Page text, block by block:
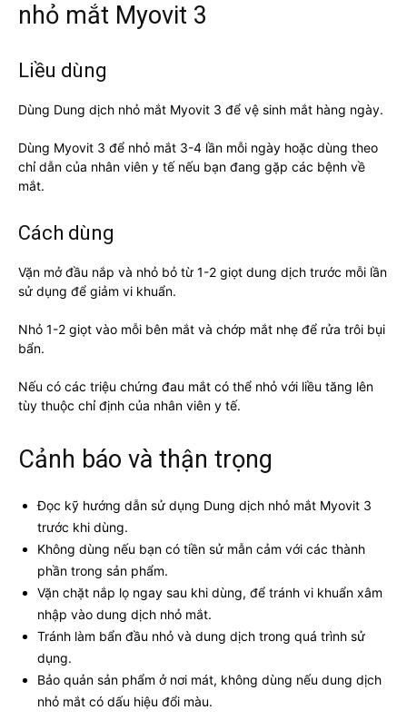
nhỏ mắt Myovit 3
Liều dùng
Dùng Dung dịch nhỏ mắt Myovit 3 để vệ sinh mắt hàng ngày.
Dùng Myovit 3 để nhỏ mắt 3-4 lần mỗi ngày hoặc dùng theo
chỉ dẫn của nhân viên y tế nếu bạn đang gặp các bệnh về
mắt.
Cách dùng
Vặn mở đầu nắp và nhỏ bỏ từ 1-2 giọt dung dịch trước mỗi lần
sử dụng để giảm vi khuẩn.
Nhỏ 1-2 giọt vào mỗi bên mắt và chớp mắt nhẹ để rửa trôi bụi
bẩn.
Nếu có các triệu chứng đau mắt có thể nhỏ với liều tăng lên
tùy thuộc chỉ định của nhân viên y tế.
Cảnh báo và thận trọng
Đọc kỹ hướng dẫn sử dụng Dung dịch nhỏ mắt Myovit 3
trước khi dùng.
Không dùng nếu bạn có tiền sử mẫn cảm với các thành
phần trong sản phẩm.
Vặn chặt nắp lọ ngay sau khi dùng, để tránh vi khuẩn xâm
nhập vào dung dịch nhỏ mắt.
Tránh làm bẩn đầu nhỏ và dung dịch trong quá trình sử
dụng.
Bảo quản sản phẩm ở nơi mát, không dùng nếu dung dịch
nhỏ mắt có dấu hiệu đổi màu.